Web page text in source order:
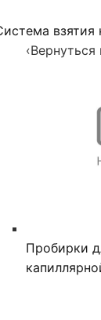
взятия
‹Вернуться
Пробирки